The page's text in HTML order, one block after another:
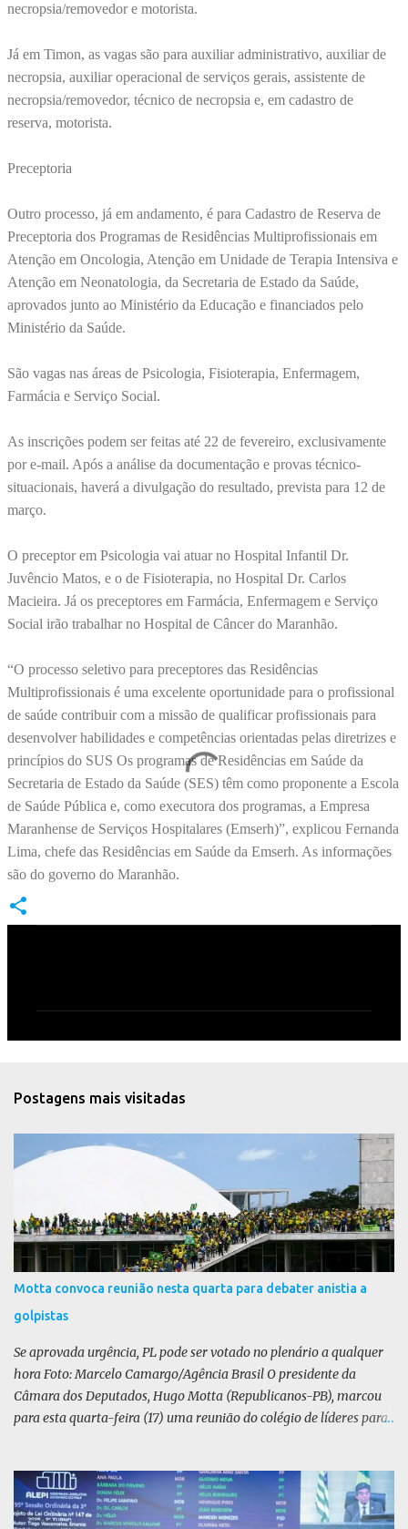
necropsia/removedor e motorista.
Já em Timon, as vagas são para auxiliar administrativo, auxiliar de
necropsia, auxiliar operacional de serviços gerais, assistente de
necropsia/removedor, técnico de necropsia e, em cadastro de
reserva, motorista.
Preceptoria
Outro processo, já em andamento, é para Cadastro de Reserva de
Preceptoria dos Programas de Residências Multiprofissionais em
Atenção em Oncologia, Atenção em Unidade de Terapia Intensiva e
Atenção em Neonatologia, da Secretaria de Estado da Saúde,
aprovados junto ao Ministério da Educação e financiados pelo
Ministério da Saúde.
São vagas nas áreas de Psicologia, Fisioterapia, Enfermagem,
Farmácia e Serviço Social.
As inscrições podem ser feitas até 22 de fevereiro, exclusivamente
por e-mail. Após a análise da documentação e provas técnico-
situacionais, haverá a divulgação do resultado, prevista para 12 de
março.
O preceptor em Psicologia vai atuar no Hospital Infantil Dr.
Juvêncio Matos, e o de Fisioterapia, no Hospital Dr. Carlos
Macieira. Já os preceptores em Farmácia, Enfermagem e Serviço
Social irão trabalhar no Hospital de Câncer do Maranhão.
“O processo seletivo para preceptores das Residências
Multiprofissionais é uma excelente oportunidade para o profissional
de saúde contribuir com a missão de qualificar profissionais para
desenvolver habilidades e competências orientadas pelas diretrizes e
princípios do SUS Os programas de Residências em Saúde da
Secretaria de Estado da Saúde (SES) têm como proponente a Escola
de Saúde Pública e, como executora dos programas, a Empresa
Maranhense de Serviços Hospitalares (Emserh)”, explicou Fernanda
Lima, chefe das Residências em Saúde da Emserh. As informações
são do governo do Maranhão.
á
r
i
Postagens mais visitadas
Motta convoca reunião nesta quarta para debater anistia a
golpistas
Se aprovada urgência, PL pode ser votado no plenário a qualquer
hora Foto: Marcelo Camargo/Agência Brasil O presidente da
Câmara dos Deputados, Hugo Motta (Republicanos-PB), marcou
para esta quarta-feira (17) uma reunião do colégio de líderes para
disse, em uma rede social, que a reunião vai “deliberar sobre a
urgência dos projetos que tratam do acontecido em 8 de janeiro de